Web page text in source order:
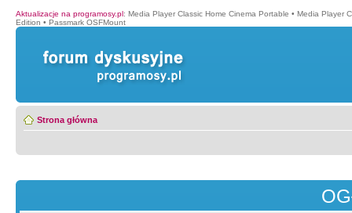
Aktualizacje na programosy.pl: Media Player Classic Home Cinema Portable • Media Player
Edition • Passmark OSFMount
Strona główna